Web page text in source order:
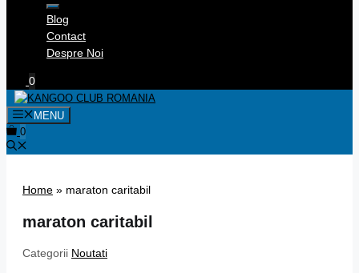
Blog
Contact
Despre Noi
0
MENU
0
Home » maraton caritabil
maraton caritabil
Categorii Noutati